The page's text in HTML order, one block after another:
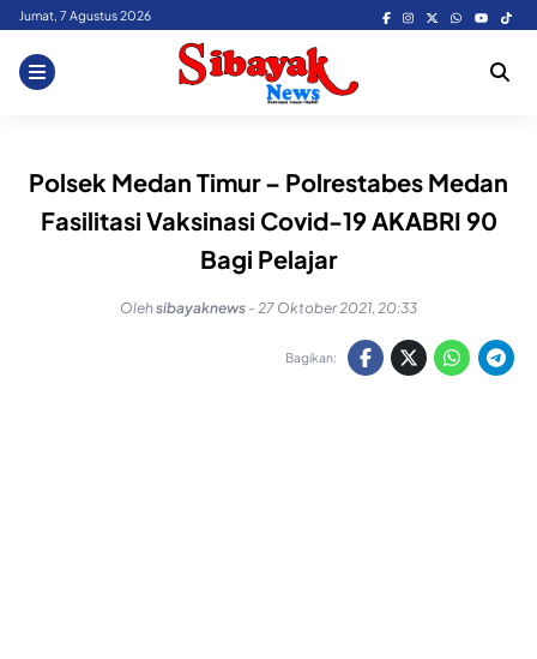
Skip
content
Jumat, 7 Agustus 2026
Polsek Medan Timur – Polrestabes Medan
Fasilitasi Vaksinasi Covid-19 AKABRI 90
Bagi Pelajar
Olehsibayaknews - 27 Oktober 2021, 20:33
Bagikan: